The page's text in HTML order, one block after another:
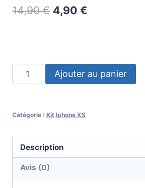
14,90€ 4,90 €
Ajouter au panier
Catégorie : Kit Iphone XS
Description
Avis (0)